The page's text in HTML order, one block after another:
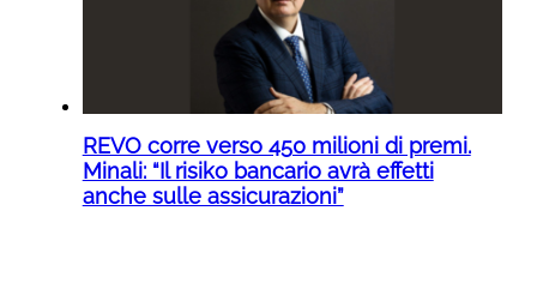
REVO corre verso 450 milioni di premi.
Minali: “Il risiko bancario avrà effetti
anche sulle assicurazioni”